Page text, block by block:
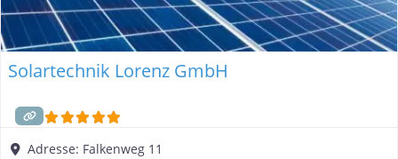
Solartechnik Lorenz GmbH
Adresse: Falkenweg 11